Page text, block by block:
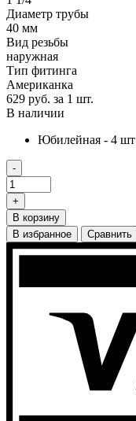
Диаметр трубы
40 мм
Вид резьбы
наружная
Тип фитинга
Американка
629 руб. за 1 шт.
В наличии
Юбилейная - 4 шт
-
+
В корзину
В избранное
Сравнить